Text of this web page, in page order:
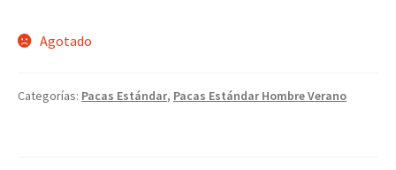
Agotado
Categorías: Pacas Estándar, Pacas Estándar Hombre Verano